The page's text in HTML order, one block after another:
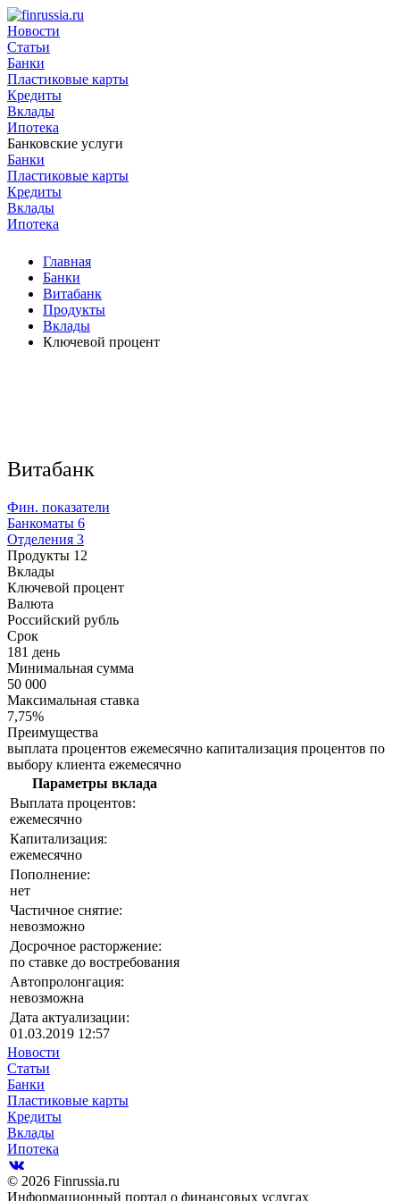
Новости
Статьи
Банки
Пластиковые карты
Кредиты
Вклады
Ипотека
Банковские услуги
Банки
Пластиковые карты
Кредиты
Вклады
Ипотека
Главная
Банки
Витабанк
Продукты
Вклады
Ключевой процент
Витабанк
Фин. показатели
Банкоматы 6
Отделения 3
Продукты 12
Вклады
Ключевой процент
Валюта
Российский рубль
Срок
181 день
Минимальная сумма
50 000
Максимальная ставка
7,75%
Преимущества
выплата процентов ежемесячно капитализация процентов по
выбору клиента ежемесячно
Параметры вклада
Выплата процентов:
ежемесячно
Капитализация:
ежемесячно
Пополнение:
нет
Частичное снятие:
невозможно
Досрочное расторжение:
по ставке до востребования
Автопролонгация:
невозможна
Дата актуализации:
01.03.2019 12:57
Новости
Статьи
Банки
Пластиковые карты
Кредиты
Вклады
Ипотека
© 2026 Finrussia.ru
Информационный портал о финансовых услугах